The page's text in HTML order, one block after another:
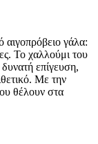
αιγοπρόβειο γάλα:
Το χαλλούμι του
επίγευση,
Με την
θέλουν στα